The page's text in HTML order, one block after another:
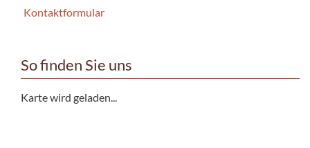
Kontaktformular
So finden Sie uns
Karte wird geladen...